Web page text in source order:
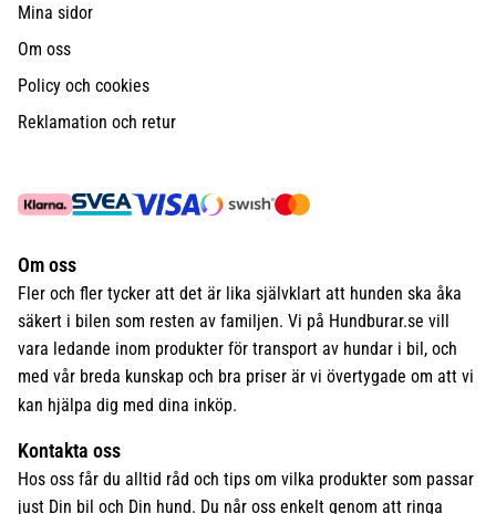
Mina sidor
Om oss
Policy och cookies
Reklamation och retur
Om oss
Fler och fler tycker att det är lika självklart att hunden ska åka
säkert i bilen som resten av familjen. Vi på Hundburar.se vill
vara ledande inom produkter för transport av hundar i bil, och
med vår breda kunskap och bra priser är vi övertygade om att vi
kan hjälpa dig med dina inköp.
Kontakta oss
Hos oss får du alltid råd och tips om vilka produkter som passar
just Din bil och Din hund. Du når oss enkelt genom att ringa